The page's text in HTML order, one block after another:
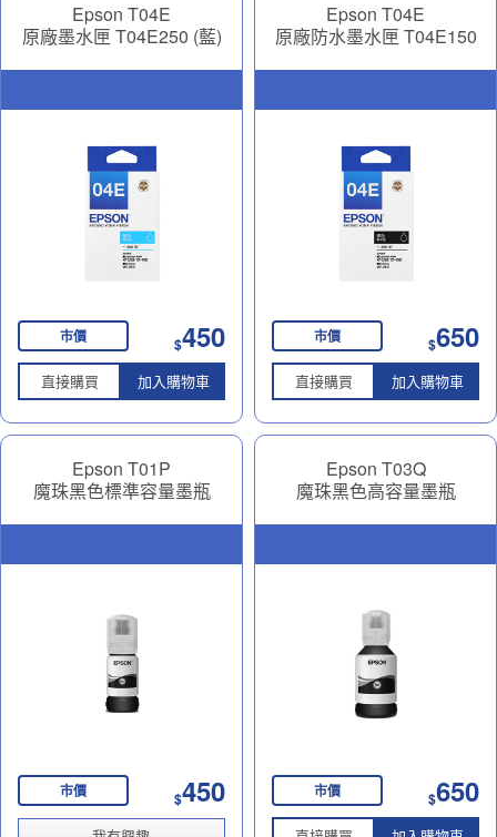
Epson T04E
原廠墨水匣 T04E250 (藍)
市價 $450
直接購買 加入購物車
Epson T04E
原廠防水墨水匣 T04E150
市價 $650
直接購買 加入購物車
Epson T01P
魔珠黑色標準容量墨瓶
市價 $450
Epson T03Q
魔珠黑色高容量墨瓶
市價 $650